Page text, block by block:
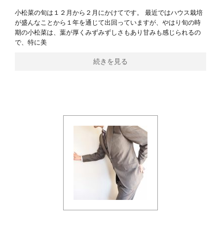
小松菜の旬は１２月から２月にかけてです。 最近ではハウス栽培
が盛んなことから１年を通じて出回っていますが、やはり旬の時
期の小松菜は、葉が厚くみずみずしさもあり甘みも感じられるの
で、特に美
続きを見る